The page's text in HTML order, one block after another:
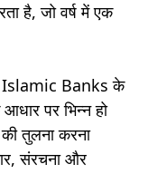
है, जो वर्ष में एक
Islamic Banks के
पर भिन्न हो
तुलना करना
संरचना और